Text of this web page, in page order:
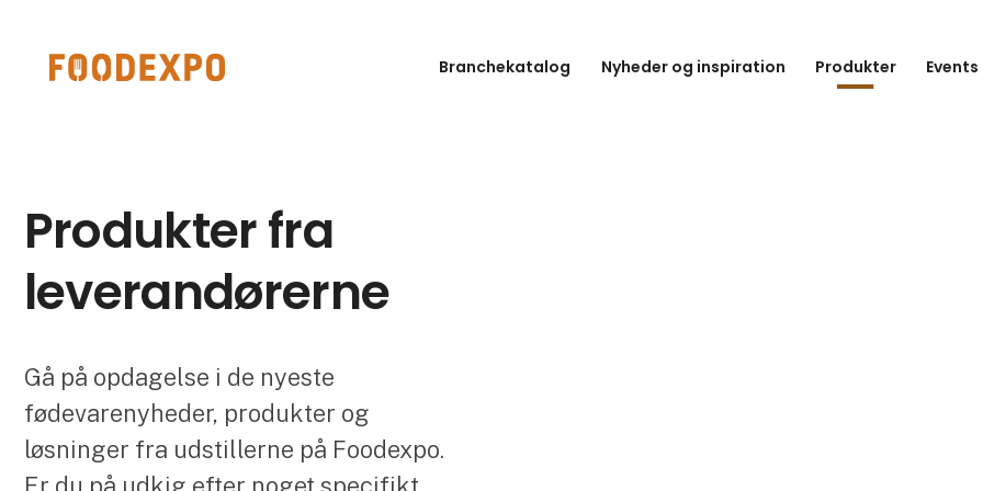
Branchekatalog Nyheder og inspiration Produkter
Produkter fra
leverandørerne
Gå på opdagelse i de nyeste
fødevarenyheder, produkter og
løsninger fra udstillerne på Foodexpo.